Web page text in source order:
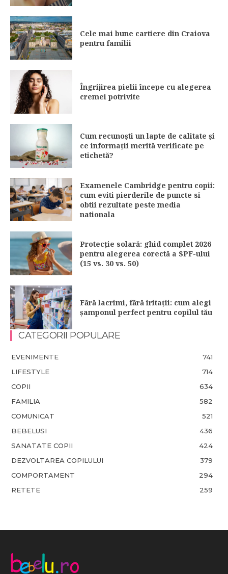
Cele mai bune cartiere din Craiova
pentru familii
Îngrijirea pielii începe cu alegerea
cremei potrivite
Cum recunoști un lapte de calitate și
ce informații merită verificate pe
etichetă?
Examenele Cambridge pentru copii:
cum eviti pierderile de puncte si
obtii rezultate peste media
nationala
Protecție solară: ghid complet 2026
pentru alegerea corectă a SPF-ului
(15 vs. 30 vs. 50)
Fără lacrimi, fără iritații: cum alegi
șamponul perfect pentru copilul tău
CATEGORII POPULARE
EVENIMENTE
741
LIFESTYLE
714
COPII
634
FAMILIA
582
COMUNICAT
521
BEBELUSI
436
SANATATE COPII
424
DEZVOLTAREA COPILULUI
379
COMPORTAMENT
294
RETETE
259